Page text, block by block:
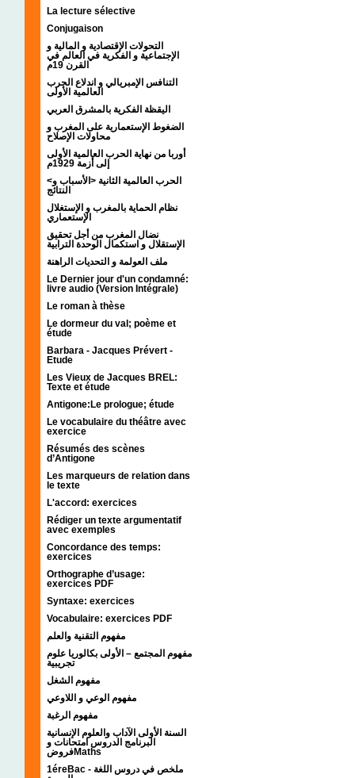
La lecture sélective
Conjugaison
التحولات الإقتصادية و المالية و
الإجتماعية و الفكرية في العالم في
القرن 19م
التنافس الإمبريالي و اندلاع الحرب
العالمية الأولى
اليقظة الفكرية بالمشرق العربي
الضغوط الإستعمارية على المغرب و
محاولات الإصلاح
أوربا من نهاية الحرب العالمية الأولى
إلى أزمة 1929م
<الحرب العالمية الثانية <الأسباب و
النتائج
نظام الحماية بالمغرب و الإستغلال
الإستعماري
نضال المغرب من أجل تحقيق
الإستقلال و استكمال الوحدة الترابية
ملف العولمة و التحديات الراهنة
Le Dernier jour d'un condamné:
livre audio (Version Intégrale)
Le roman à thèse
Le dormeur du val; poème et
étude
Barbara - Jacques Prévert -
Etude
Les Vieux de Jacques BREL:
Texte et étude
Antigone:Le prologue; étude
Le vocabulaire du théâtre avec
exercice
Résumés des scènes
d’Antigone
Les marqueurs de relation dans
le texte
L'accord: exercices
Rédiger un texte argumentatif
avec exemples
Concordance des temps:
exercices
Orthographe d’usage:
exercices PDF
Syntaxe: exercices
Vocabulaire: exercices PDF
مفهوم التقنية والعلم
مفهوم المجتمع – الأولى بكالوريا علوم
تجريبية
مفهوم الشغل
مفهوم الوعي و اللاوعي
مفهوم الرغبة
السنة الأولى الآداب والعلوم الإنسانية
البرنامج الدروس امتحانات و
فروضMaths
1éreBac - ملخص في دروس اللغة